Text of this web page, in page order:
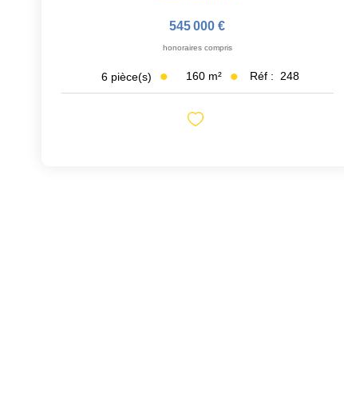
545 000 €
honoraires compris
6 pièce(s) 160 m² Réf : 248